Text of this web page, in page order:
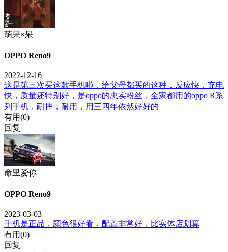
萌呆×呆
OPPO Reno9
2022-12-16
这是第三次买这款手机啦，给父母都买的这种，反应快，充电
快，质量还特别好，是oppo的忠实粉丝，全家都用的oppo R系
列手机，耐摔，耐用，用三四年依然好好的
有用(0)
回复
命里爱你
OPPO Reno9
2023-03-03
手机是正品，颜色很好看，配置非常好，比实体店划算
有用(0)
回复